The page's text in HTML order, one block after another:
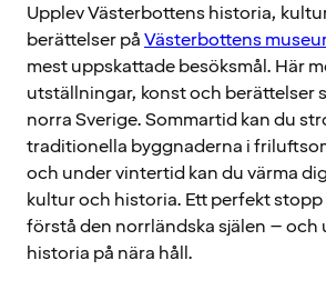
Upplev Västerbottens historia,
berättelser påVästerbottens
mest uppskattade besöksmål. Här
utställningar, konst och berättelser
norra Sverige. Sommartid kan du
traditionella byggnaderna i
och under vintertid kan du värma
kultur och historia. Ett perfekt
förstå den norrländska själen – och
historia på nära håll.